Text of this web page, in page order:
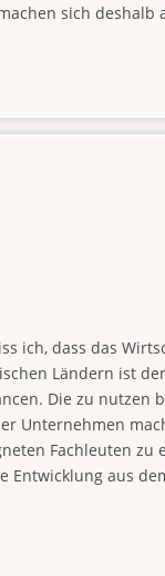
sich deshalb
ich, dass das
Ländern ist
Die zu nutzen
Unternehmen
Fachleuten zu
Entwicklung aus